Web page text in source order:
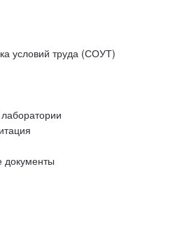
условий труда (СОУТ)
документы